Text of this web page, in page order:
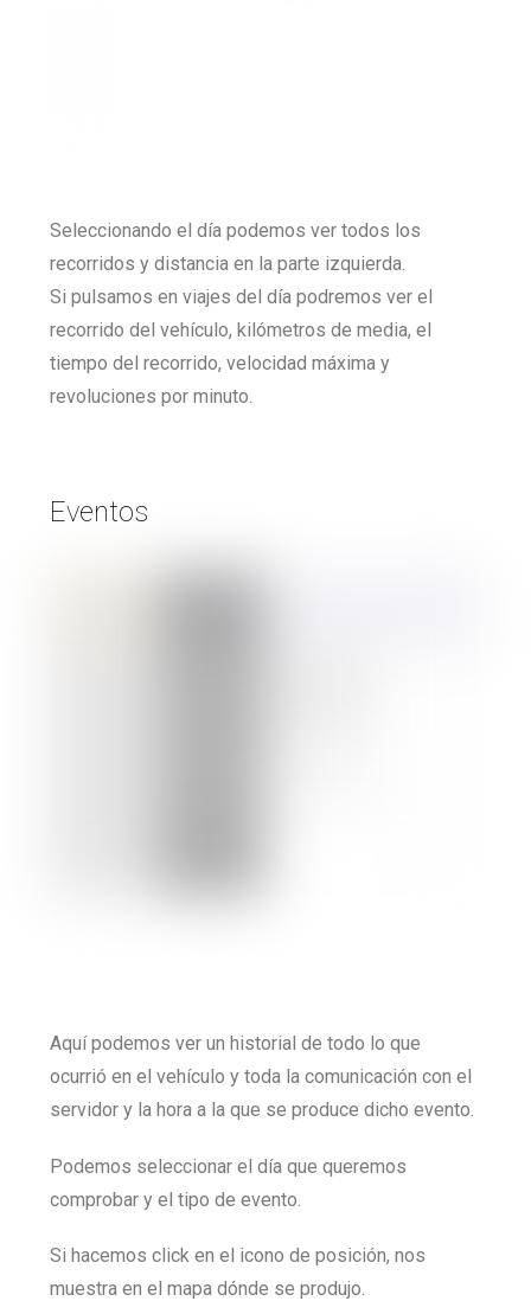
Seleccionando el día podemos ver todos los
recorridos y distancia en la parte izquierda.
Si pulsamos en viajes del día podremos ver el
recorrido del vehículo, kilómetros de media, el
tiempo del recorrido, velocidad máxima y
revoluciones por minuto.
Eventos
Aquí podemos ver un historial de todo lo que
ocurrió en el vehículo y toda la comunicación con el
servidor y la hora a la que se produce dicho evento.
Podemos seleccionar el día que queremos
comprobar y el tipo de evento.
Si hacemos click en el icono de posición, nos
muestra en el mapa dónde se produjo.